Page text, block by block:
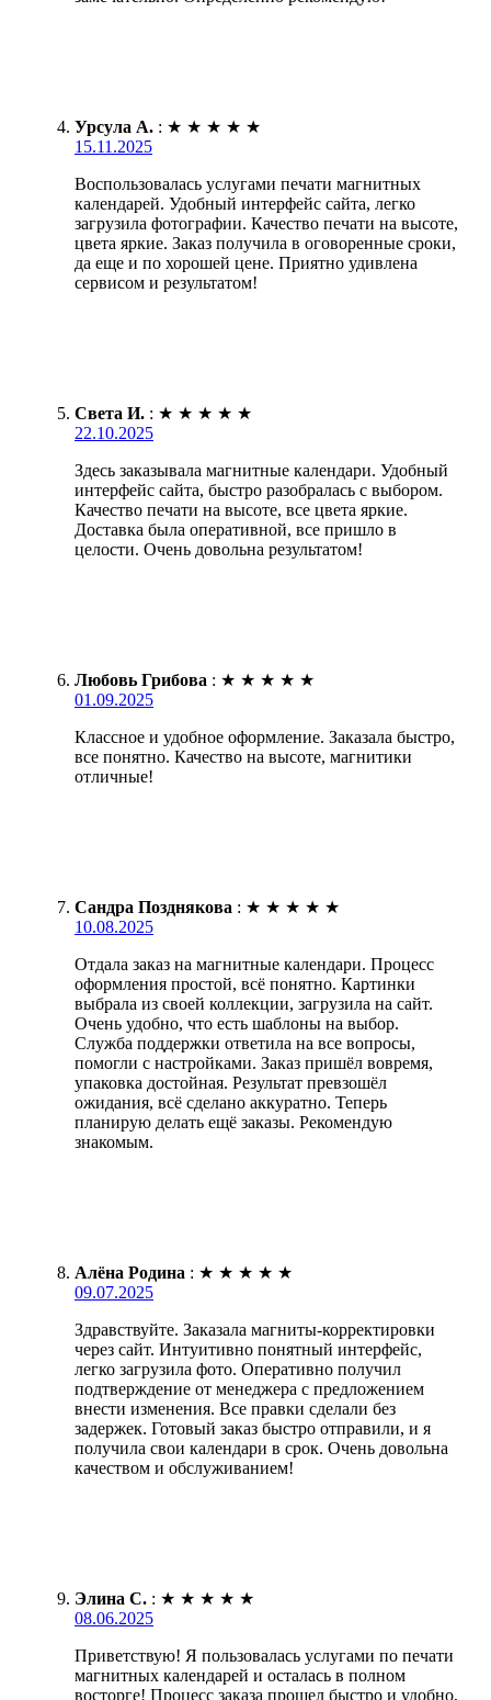
Урсула А. : ★ ★ ★ ★ ★
15.11.2025
Воспользовалась услугами печати магнитных
календарей. Удобный интерфейс сайта, легко
загрузила фотографии. Качество печати на высоте,
цвета яркие. Заказ получила в оговоренные сроки,
да еще и по хорошей цене. Приятно удивлена
сервисом и результатом!
Света И. : ★ ★ ★ ★ ★
22.10.2025
Здесь заказывала магнитные календари. Удобный
интерфейс сайта, быстро разобралась с выбором.
Качество печати на высоте, все цвета яркие.
Доставка была оперативной, все пришло в
целости. Очень довольна результатом!
Любовь Грибова : ★ ★ ★ ★ ★
01.09.2025
Классное и удобное оформление. Заказала быстро,
все понятно. Качество на высоте, магнитики
отличные!
Сандра Позднякова : ★ ★ ★ ★ ★
10.08.2025
Отдала заказ на магнитные календари. Процесс
оформления простой, всё понятно. Картинки
выбрала из своей коллекции, загрузила на сайт.
Очень удобно, что есть шаблоны на выбор.
Служба поддержки ответила на все вопросы,
помогли с настройками. Заказ пришёл вовремя,
упаковка достойная. Результат превзошёл
ожидания, всё сделано аккуратно. Теперь
планирую делать ещё заказы. Рекомендую
знакомым.
Алёна Родина : ★ ★ ★ ★ ★
09.07.2025
Здравствуйте. Заказала магниты-корректировки
через сайт. Интуитивно понятный интерфейс,
легко загрузила фото. Оперативно получил
подтверждение от менеджера с предложением
внести изменения. Все правки сделали без
задержек. Готовый заказ быстро отправили, и я
получила свои календари в срок. Очень довольна
качеством и обслуживанием!
Элина С. : ★ ★ ★ ★ ★
08.06.2025
Приветствую! Я пользовалась услугами по печати
магнитных календарей и осталась в полном
восторге! Процесс заказа прошел быстро и удобно,